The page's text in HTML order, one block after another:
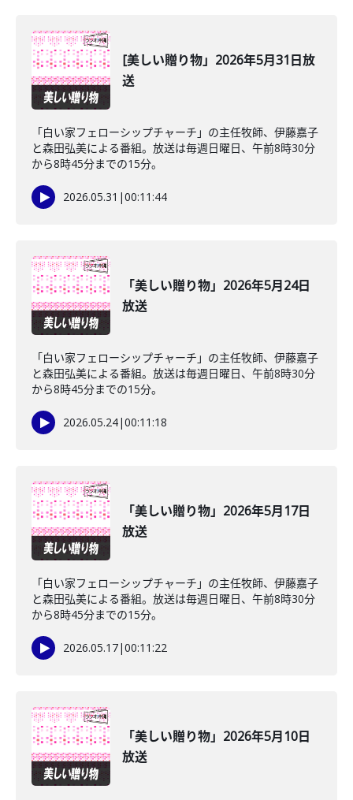
[美しい贈り物」2026年5月31日放
送
「白い家フェローシップチャーチ」の主任牧師、伊藤嘉子
と森田弘美による番組。放送は毎週日曜日、午前8時30分
から8時45分までの15分。
2026.05.31 |00:11:44
「美しい贈り物」2026年5月24日
放送
「白い家フェローシップチャーチ」の主任牧師、伊藤嘉子
と森田弘美による番組。放送は毎週日曜日、午前8時30分
から8時45分までの15分。
2026.05.24|00:11:18
「美しい贈り物」2026年5月17日
放送
「白い家フェローシップチャーチ」の主任牧師、伊藤嘉子
と森田弘美による番組。放送は毎週日曜日、午前8時30分
から8時45分までの15分。
2026.05.17|00:11:22
「美しい贈り物」2026年5月10日
放送